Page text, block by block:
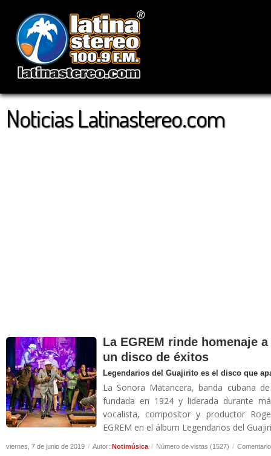
Noticias Latinastereo.com
La EGREM rinde homenaje
un disco de éxitos
Legendarios del Guajirito es el disco que
La Sonora Matancera, banda cubana
fundada en 1924 y liderada durante
vocalista, compositor y productor
EGREM en el álbum Legendarios del
viernes, 7 de junio de 2019 / Autor: Notimúsica / Número de vistas (1527) /